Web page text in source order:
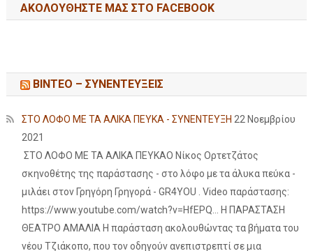
ΑΚΟΛΟΥΘΉΣΤΕ ΜΑΣ ΣΤΟ FACEBOOK
ΒΙΝΤΕΟ – ΣΥΝΕΝΤΕΥΞΕΙΣ
ΣΤΟ ΛΟΦΟ ΜΕ ΤΑ ΑΛΙΚΑ ΠΕΥΚΑ - ΣΥΝΕΝΤΕΥΞΗ 22 Νοεμβρίου
2021
ΣΤΟ ΛΟΦΟ ΜΕ ΤΑ ΑΛΙΚΑ ΠΕΥΚΑΟ Νίκος Ορτετζάτος
σκηνοθέτης της παράστασης - στο λόφο με τα άλυκα πεύκα -
μιλάει στον Γρηγόρη Γρηγορά - GR4YOU . Video παράστασης:
https://www.youtube.com/watch?v=HfEPQ... Η ΠΑΡΑΣΤΑΣΗ
ΘΕΑΤΡΟ ΑΜΑΛΙΑ Η παράσταση ακολουθώντας τα βήματα του
νέου Τζιάκοπο, που τον οδηγούν ανεπιστρεπτί σε μια